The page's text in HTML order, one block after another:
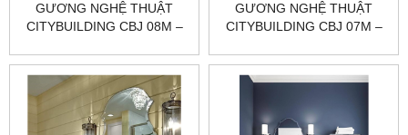
GƯƠNG NGHỆ THUẬT
CITYBUILDING CBJ 08M –
PHỐI, HOÀN THIỆN CHUẨN
XƯỞNG
GƯƠNG NGHỆ THUẬT
CITYBUILDING CBJ 07M –
PHẢN CHIẾU SẠCH, HOÀN
THIỆN CHUẨN XƯỞNG